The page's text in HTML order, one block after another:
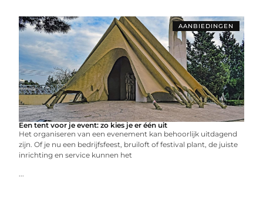
AANBIEDINGEN
Een tent voor je event: zo kies je er één uit
Het organiseren van een evenement kan behoorlijk uitdagend
zijn. Of je nu een bedrijfsfeest, bruiloft of festival plant, de juiste
inrichting en service kunnen het
...